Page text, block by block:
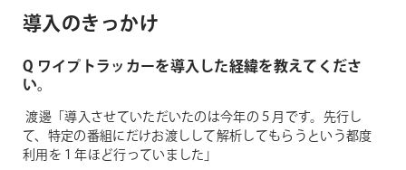
導入のきっかけ
Q ワイプトラッカーを導入した経緯を教えてくださ
い。
渡邊「導入させていただいたのは今年の５月です。先行し
て、特定の番組にだけお渡しして解析してもらうという都度
利用を１年ほど行っていました」